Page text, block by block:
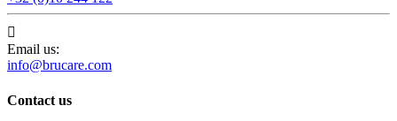

Email us:
info@brucare.com
Contact us